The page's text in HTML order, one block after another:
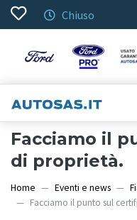
Chiuso
Facciamo il
di proprietà.
Home Eventi e news
Facciamo il punto sul